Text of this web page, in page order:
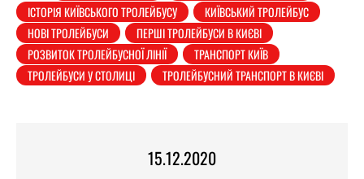
ІСТОРІЯ КИЇВСЬКОГО ТРОЛЕЙБУСУ
КИЇВСЬКИЙ ТРОЛЕЙБУС
НОВІ ТРОЛЕЙБУСИ
ПЕРШІ ТРОЛЕЙБУСИ В КИЄВІ
РОЗВИТОК ТРОЛЕЙБУСНОЇ ЛІНІЇ
ТРАНСПОРТ КИЇВ
ТРОЛЕЙБУСИ У СТОЛИЦІ
ТРОЛЕЙБУСНИЙ ТРАНСПОРТ В КИЄВІ
15.12.2020